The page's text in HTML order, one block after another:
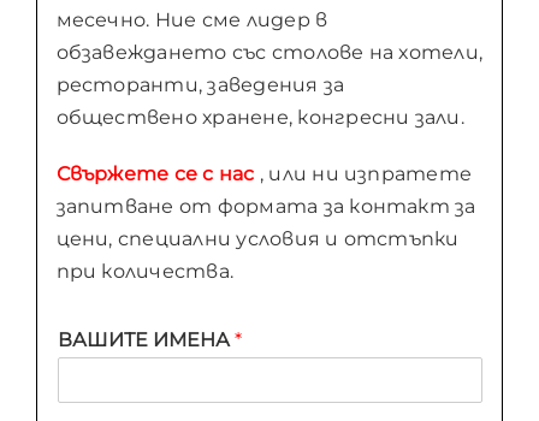
месечно. Ние сме лидер в
обзавеждането със столове на хотели,
ресторанти, заведения за
обществено хранене, конгресни зали.
Свържете се с нас , или ни изпратете
запитване от формата за контакт за
цени, специални условия и отстъпки
при количества.
ВАШИТЕ ИМЕНА *